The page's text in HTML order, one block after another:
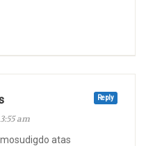
Reply
am
atas